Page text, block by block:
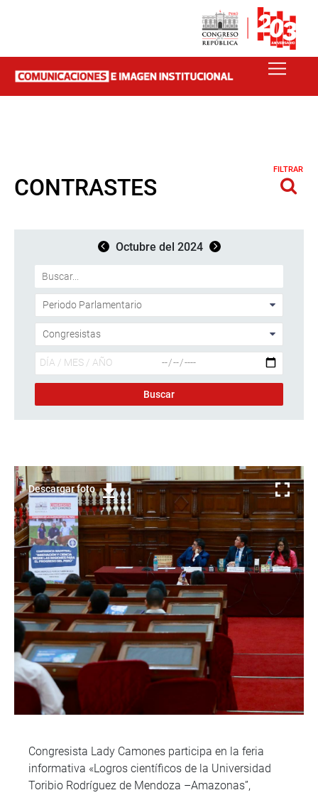
CONTRASTES
FILTRAR
Octubre del 2024
Descargar foto
Congresista Lady Camones participa en la feria
informativa «Logros científicos de la Universidad
Toribio Rodríguez de Mendoza –Amazonas”,